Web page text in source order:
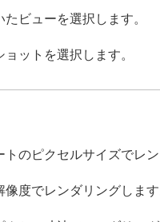
ビューを選択します。
ットを選択します。
のピクセルサイズでレン
度でレンダリングしま